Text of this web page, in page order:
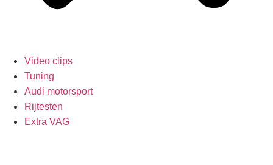
Video clips
Tuning
Audi motorsport
Rijtesten
Extra VAG